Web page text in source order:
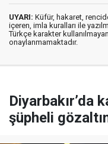
UYARI: Küfür, hakaret,
içeren, imla kuralları ile
Türkçe karakter
onaylanmamaktadır.
Diyarbakır’da
şüpheli